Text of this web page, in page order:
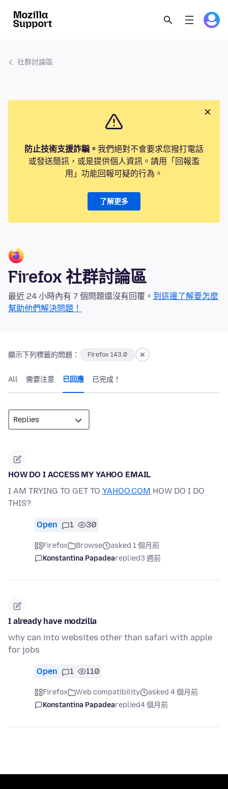
社群討論區
防止技術支援詐騙。 我們絕對不會要求您撥打電話
或發送簡訊，或是提供個人資訊。請用「回報濫
用」功能回報可疑的行為。
了解更多
Firefox 社群討論區
最近 24 小時內有 7 個問題還沒有回覆。 到這邊了解要怎麼
幫助他們解決問題！
顯示下列標籤的問題： Firefox 143.0
All 需要注意 已回應 已完成！
HOW DO I ACCESS MY YAHOO EMAIL
I AM TRYING TO GET TO YAHOO.COM HOW DO I DO
THIS?
Open 1 30
Firefox Browse
asked 1 個月前
Konstantina Papadeareplied3 週前
I already have modzilla
why can into websites other than safari with apple
for jobs
Open 1 110
Firefox Web compatibility
asked 4 個月前
Konstantina Papadeareplied4 個月前